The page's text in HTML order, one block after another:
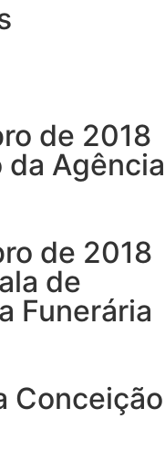
de 2018
da Agência
de 2018
de
Funerária
Conceição